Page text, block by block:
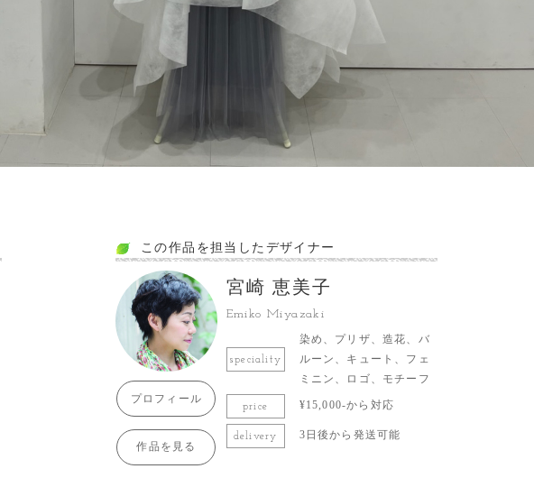
この作品を担当したデザイナー
プロフィール
作品を見る
宮崎 恵美子
Emiko Miyazaki
speciality
染め、プリザ、造花、バ
ルーン、キュート、フェ
ミニン、ロゴ、モチーフ
price ¥15,000-から対応
delivery 3日後から発送可能